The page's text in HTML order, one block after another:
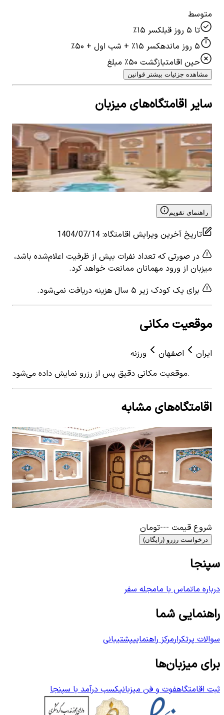
متوسط
تا ۵ روز قبل
کسر ۱۵٪
۵ روز مانده
کسر ۱۵٪ + شب اول + ۵۰٪
حین اقامتبازگشت ۵۰٪ مبلغ
مشاهده جزئیات بیشتر قوانین
سایر اقامتگاه‌های میزبان
اجاره بومگردی سنتی دوتخته ورزنه - اتاق1
0 اتاق خواب
نفر
۵۰۰٬۰۰۰تومان
View details for اجاره بومگردی سنتی دوتخته ورزنه - اتاق1
راهنمای تقویم
تاریخ آخرین ویرایش اقامتگاه:
1404/07/14
در صورتی که تعداد نفرات بیش از ظرفیت اعلام‌شده باشد،
میزبان از ورود مهمانان ممانعت خواهد کرد.
برای یک کودک زیر ۵ سال هزینه دریافت نمی‌شود.
موقعیت مکانی
ایران اصفهان
ورزنه
موقعیت مکانی دقیق پس از رزرو نمایش داده می‌شود.
اقامتگاه‌های مشابه
View details for
اجاره استراحتگاه بومگردی پنچ تخته ورزنه
- اتاق13
اجاره استراحتگاه بومگردی پنچ تخته ورزنه - اتاق13
0 اتاق خواب5 نفر
۱٬۲۵۰٬۰۰۰ تومان
شروع قیمت ---تومان
درخواست رزرو (رایگان)
سپنجا
درباره ماتماس با مامجله سفر
راهنمایی شما
سوالات پرتکرارمرکز راهنماییپشتیبانی
برای میزبان‌ها
ثبت اقامتگاهفوت و فن میزبانیکسب درآمد با سپنجا